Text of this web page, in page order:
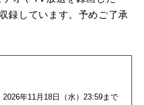
録しています。予めご了承
年11月18日（水）23:59まで